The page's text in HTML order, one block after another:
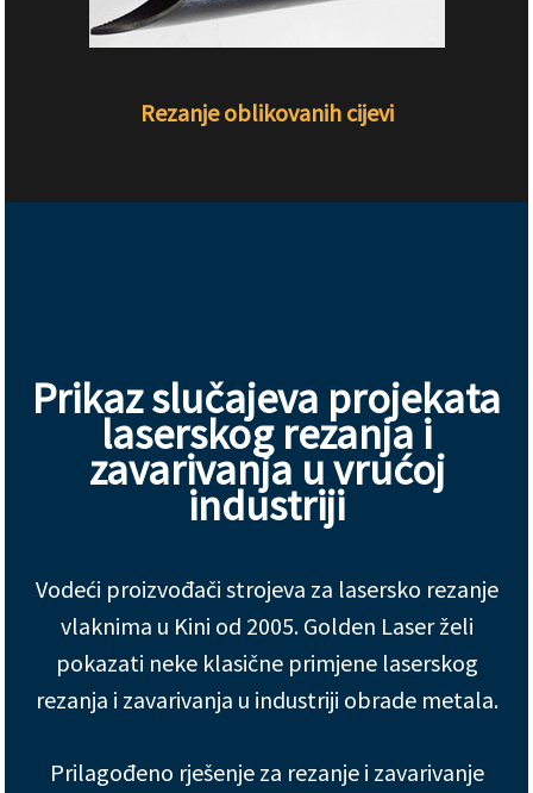
Rezanje oblikovanih cijevi
Prikaz slučajeva projekata
laserskog rezanja i
zavarivanja u vrućoj
industriji
Vodeći proizvođači strojeva za lasersko rezanje
vlaknima u Kini od 2005. Golden Laser želi
pokazati neke klasične primjene laserskog
rezanja i zavarivanja u industriji obrade metala.
Prilagođeno rješenje za rezanje i zavarivanje